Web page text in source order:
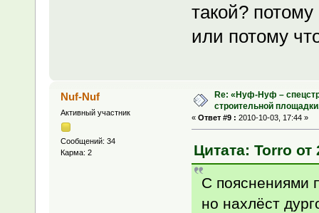
такой?
или потому
Nuf-Nuf
Активный участник
Сообщений: 34
Карма: 2
Re: «Нуф-Нуф –
строительной
« Ответ #9 : 2010-10-03, 17:44 »
Цитата: Torro от
С пояснениями
но нахлёст